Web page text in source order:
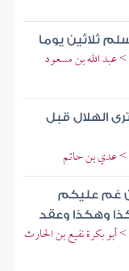
ثلاثين يوما
> عبد الله بن مسعود
الهلال قبل
> عدي بن حاتم
غم عليكم
وهكذا وعقد
> أبو بكرة نفيع بن الحارث